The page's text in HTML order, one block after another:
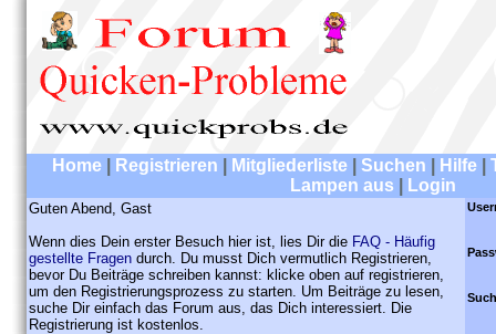
Home Registrieren Mitgliederliste Suchen Hilfe
Lampen aus
Login
Guten Abend, Gast
Wenn dies Dein erster Besuch hier ist, lies Dir die FAQ - Häufig
gestellte Fragen durch. Du musst Dich vermutlich Registrieren,
bevor Du Beiträge schreiben kannst: klicke oben auf registrieren,
um den Registrierungsprozess zu starten. Um Beiträge zu lesen,
suche Dir einfach das Forum aus, das Dich interessiert. Die
Registrierung ist kostenlos.